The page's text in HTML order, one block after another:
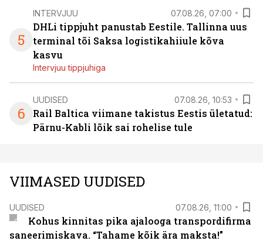
5
INTERVJUU 07.08.26, 07:00
DHLi tippjuht panustab Eestile. Tallinna uus
terminal tõi Saksa logistikahiiule kõva
kasvu
Intervjuu tippjuhiga
6
UUDISED 07.08.26, 10:53
Rail Baltica viimane takistus Eestis ületatud:
Pärnu-Kabli lõik sai rohelise tule
VIIMASED UUDISED
UUDISED 07.08.26, 11:00
Kohus kinnitas pika ajalooga transpordifirma
saneerimiskava. “Tahame kõik ära maksta!”